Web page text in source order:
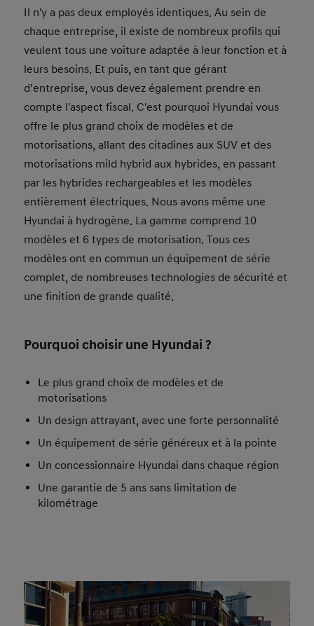
Il n'y a pas deux employés identiques. Au sein de
chaque entreprise, il existe de nombreux profils qui
veulent tous une voiture adaptée à leur fonction et à
leurs besoins. Et puis, en tant que gérant
d’entreprise, vous devez également prendre en
compte l'aspect fiscal. C'est pourquoi Hyundai vous
offre le plus grand choix de modèles et de
motorisations, allant des citadines aux SUV et des
motorisations mild hybrid aux hybrides, en passant
par les hybrides rechargeables et les modèles
entièrement électriques. Nous avons même une
Hyundai à hydrogène. La gamme comprend 10
modèles et 6 types de motorisation. Tous ces
modèles ont en commun un équipement de série
complet, de nombreuses technologies de sécurité et
une finition de grande qualité.
Pourquoi choisir une Hyundai ?
Le plus grand choix de modèles et de
motorisations
Un design attrayant, avec une forte personnalité
Un équipement de série généreux et à la pointe
Un concessionnaire Hyundai dans chaque région
Une garantie de 5 ans sans limitation de
kilométrage